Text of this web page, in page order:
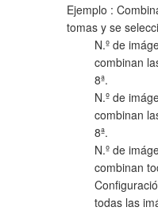
Ejemplo :
tomas y se
N.º de
combinan
8ª.
N.º de
combinan
8ª.
N.º de
combinan
todas las